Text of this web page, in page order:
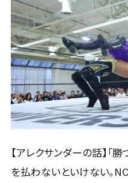
【アレクサンダーの話】｢
を払わないといけない｡